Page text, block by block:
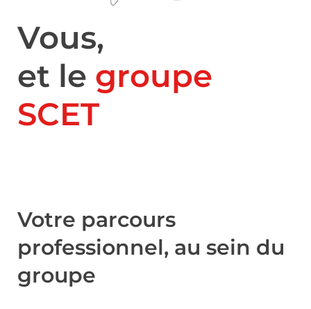
Vous,
et le groupe
SCET
Votre parcours
professionnel, au sein du
groupe